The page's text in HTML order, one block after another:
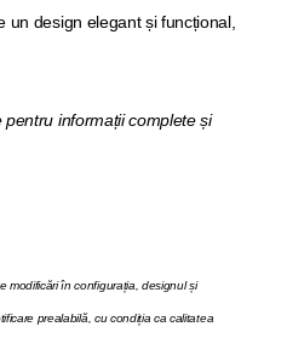
un design elegant și funcțional,
informații complete și
modificări în configurația, designul și
prealabilă, cu condiția ca calitatea